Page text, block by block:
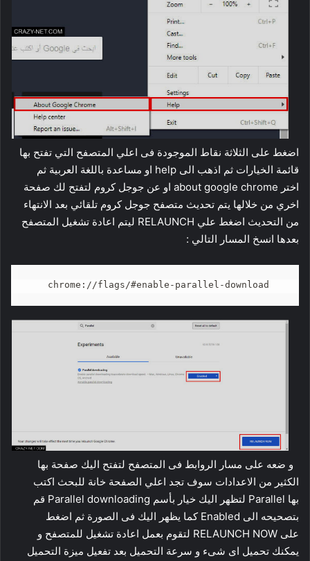
اضغط على الثلاثة نقاط الموجودة فى اعلي المتصفح التي تفتح بها
قائمة الخيارات ثم اذهب الى help او مساعدة باللغة العربية ثم
اختر about google chrome او عن جوجل كروم لتفتح لك صفحة
اخري من خلالها يتم تحديث متصفح جوجل كروم تلقائي بعد الانتهاء
من التحديث اضغط علي RELAUNCH ليتم اعادة تشغيل المتصفح
بعدها انسخ المسار التالي :
و ضعه على مسار الروابط فى المتصفح لتفتح اليك صفحة بها
الكثير من الاعدادات سوف تجد اعلي الصفحة خانة للبحث اكتب
بها Parallel لتظهر اليك خيار بأسم Parallel downloading قم
بتصحيحه الى Enabled كما يظهر اليك فى الصورة ثم اضغط
على RELAUNCH NOW لتقوم بعمل اعادة تشغيل للمتصفح و
يمكنك تحميل اى شىء و سرعة التحميل بعد تفعيل ميزة التحميل